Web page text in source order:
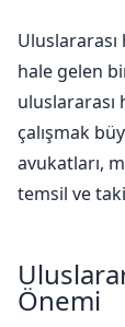
hale gelen
uluslararası
çalışmak
avukatları,
temsil ve
Önemi